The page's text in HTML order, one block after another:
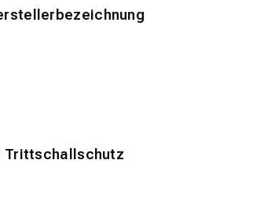
Trittschallschutz